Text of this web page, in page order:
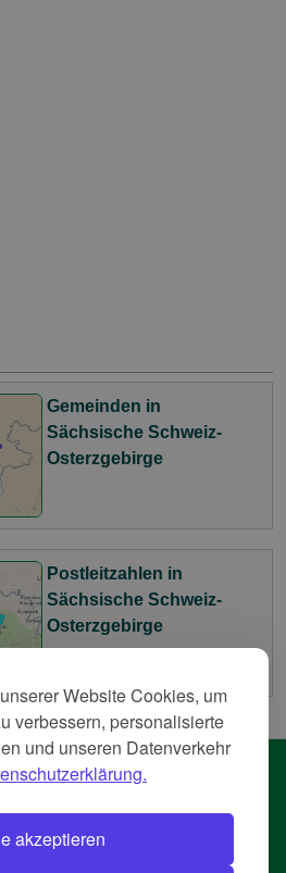
Website Cookies, um
verbessern, personalisierte
und unseren Datenverkehr
akzeptieren
Gemeinden in
Sächsische Schweiz-
Osterzgebirge
Postleitzahlen in
Sächsische Schweiz-
Osterzgebirge